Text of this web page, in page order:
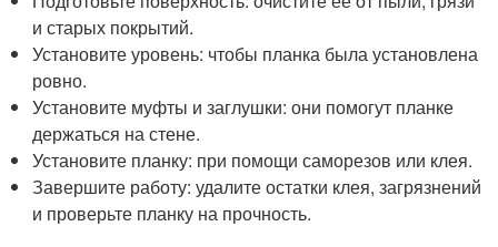
и старых покрытий.
Установите уровень: чтобы планка была установлена
ровно.
Установите муфты и заглушки: они помогут планке
держаться на стене.
Установите планку: при помощи саморезов или клея.
Завершите работу: удалите остатки клея, загрязнений
и проверьте планку на прочность.